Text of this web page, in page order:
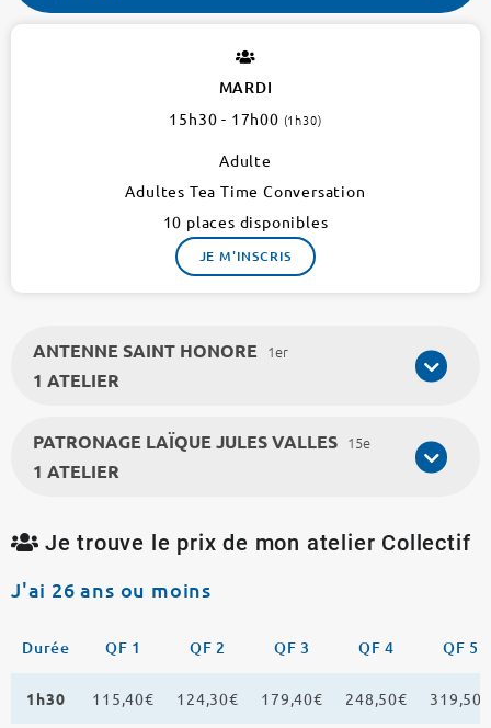
MARDI
15h30 - 17h00 (1h30)
Adulte
Adultes Tea Time Conversation
10 places disponibles
JE M'INSCRIS
ANTENNE SAINT HONORE 1er
1 ATELIER
PATRONAGE LAÏQUE JULES VALLES 15e
1 ATELIER
Je trouve le prix de mon atelier Collectif
J'ai 26 ans ou moins
Durée QF 1 QF 2 QF 3 QF 4 QF 5
1h30 115,40€ 124,30€ 179,40€ 248,50€ 319,50€